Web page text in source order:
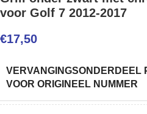
voor Golf 7 2012-2017
€17,50
VERVANGINGSONDERDEEL
VOOR ORIGINEEL NUMMER